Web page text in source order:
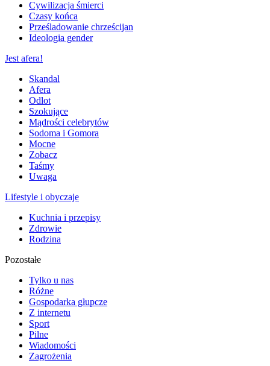
Cywilizacja śmierci
Czasy końca
Prześladowanie chrześcijan
Ideologia gender
Jest afera!
Skandal
Afera
Odlot
Szokujące
Mądrości celebrytów
Sodoma i Gomora
Mocne
Zobacz
Taśmy
Uwaga
Lifestyle i obyczaje
Kuchnia i przepisy
Zdrowie
Rodzina
Pozostałe
Tylko u nas
Różne
Gospodarka głupcze
Z internetu
Sport
Pilne
Wiadomości
Zagrożenia